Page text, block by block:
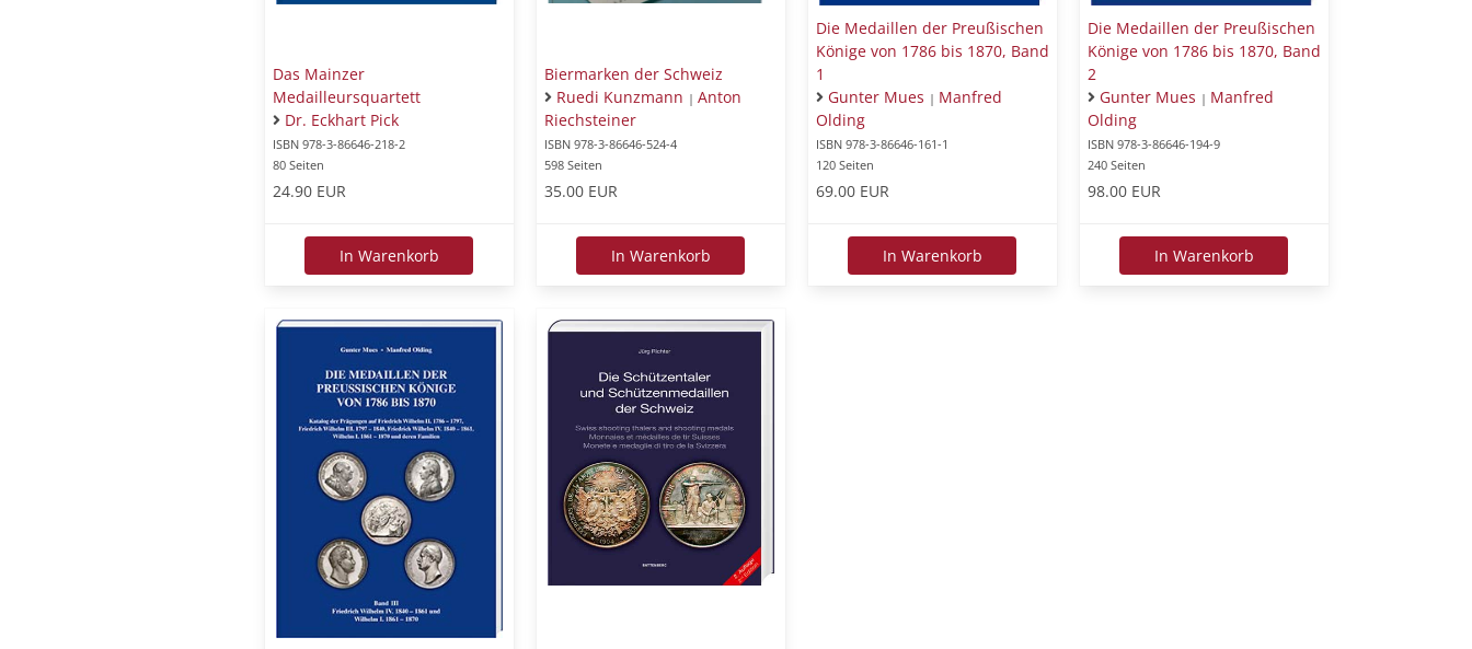
Das Mainzer
Medailleursquartett
Dr. Eckhart Pick
ISBN 978-3-86646-218-2
80 Seiten
24.90 EUR
In Warenkorb
Biermarken der Schweiz
Ruedi Kunzmann | Anton
Riechsteiner
ISBN 978-3-86646-524-4
598 Seiten
35.00 EUR
In Warenkorb
Die Medaillen der Preußischen
Könige von 1786 bis 1870, Band
1
Gunter Mues | Manfred
Olding
ISBN 978-3-86646-161-1
120 Seiten
69.00 EUR
In Warenkorb
Die Medaillen der Preußischen
Könige von 1786 bis 1870, Band
2
Gunter Mues | Manfred
Olding
ISBN 978-3-86646-194-9
240 Seiten
98.00 EUR
In Warenkorb